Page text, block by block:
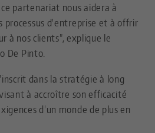
partenariat nous aidera à
processus d'entreprise et à offrir
à nos clients", explique le
De Pinto.
dans la stratégie à long
à accroître son efficacité
d'un monde de plus en